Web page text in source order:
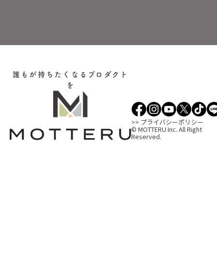
誰もが持ちたくなるプロダクト
を
>> プライバシーポリシー
© MOTTERU Inc. All Right
Reserved.